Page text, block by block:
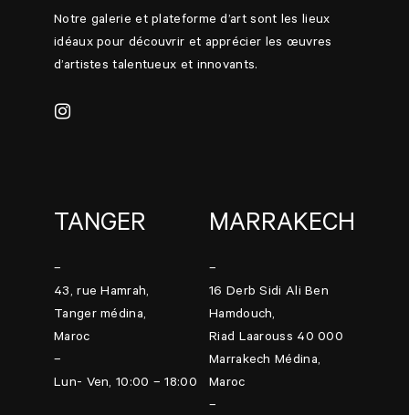
Notre galerie et plateforme d’art sont les lieux
idéaux pour découvrir et apprécier les œuvres
d’artistes talentueux et innovants.
TANGER
–
43, rue Hamrah,
Tanger médina,
Maroc
–
Lun- Ven, 10:00 – 18:00
MARRAKECH
–
16 Derb Sidi Ali Ben
Hamdouch,
Riad Laarouss 40 000
Marrakech Médina,
Maroc
–